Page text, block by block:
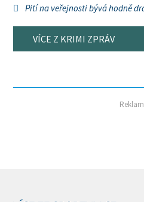
Pití na veřejnosti bývá hodně
VÍCE Z KRIMI ZPRÁV